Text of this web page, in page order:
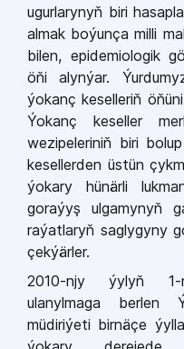
ugurlarynyň biri
almak boýunça milli
bilen, epidemio­logik
öňi alynýar.
ýokanç ke­selleriň
Ýokanç keseller
wezipeleriniň biri
kesellerden üstün
ýokary hünärli
goraýyş ulgamynyň
raýatla­ryň saglygyny
çekýärler.
2010-njy ýylyň 1-
ulanylmaga berlen
müdiriýeti birnäçe